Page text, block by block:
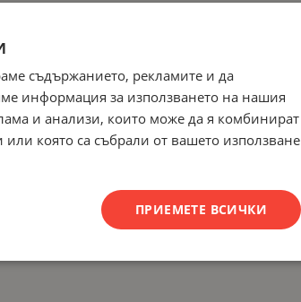
съдържанието, рекламите и да
информация за използването на нашия
и анализи, които може да я комбинират
която са събрали от вашето използване
ПРИЕМЕТЕ ВСИЧКИ